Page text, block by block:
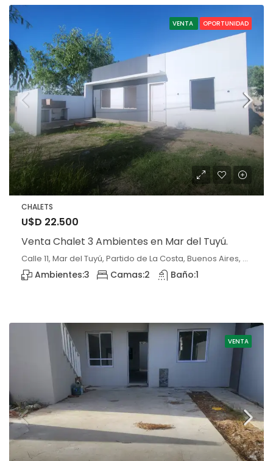
VENTA OPORTUNIDAD
CHALETS
U$D 22.500
Venta Chalet 3 Ambientes en Mar del Tuyú.
Calle 11, Mar del Tuyú, Partido de La Costa, Buenos Aires, 7108, Argentina, Mar del Tuyú, Buenos Aires
Ambientes:3 Camas:2 Baño:1
VENTA